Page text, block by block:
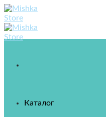
Skip
to
content
Каталог